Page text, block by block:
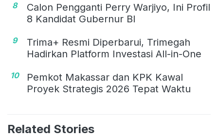
8
Calon Pengganti Perry Warjiyo, Ini Profil
8 Kandidat Gubernur BI
9
Trima+ Resmi Diperbarui, Trimegah
Hadirkan Platform Investasi All-in-One
10
Pemkot Makassar dan KPK Kawal
Proyek Strategis 2026 Tepat Waktu
Related Stories